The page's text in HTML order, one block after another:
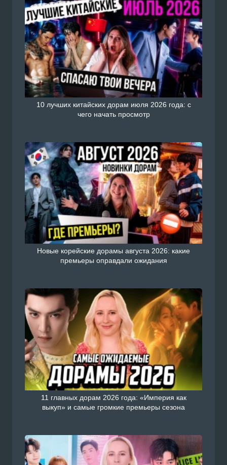
10 лучших китайских дорам июля 2026 года: с
чего начать просмотр
Новые корейские дорамы августа 2026: какие
премьеры оправдали ожидания
11 главных дорам 2026 года: «Империя как
выкуп» и самые громкие премьеры сезона